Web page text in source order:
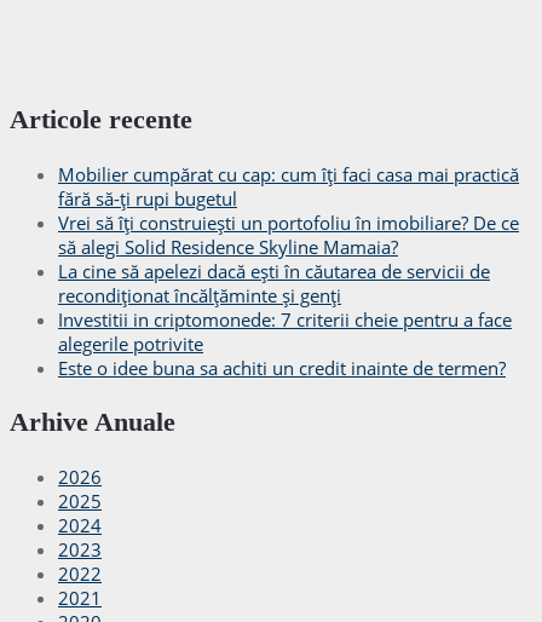
Articole recente
Mobilier cumpărat cu cap: cum îți faci casa mai practică
fără să-ți rupi bugetul
Vrei să îți construiești un portofoliu în imobiliare? De ce
să alegi Solid Residence Skyline Mamaia?
La cine să apelezi dacă ești în căutarea de servicii de
recondiționat încălțăminte și genți
Investitii in criptomonede: 7 criterii cheie pentru a face
alegerile potrivite
Este o idee buna sa achiti un credit inainte de termen?
Arhive Anuale
2026
2025
2024
2023
2022
2021